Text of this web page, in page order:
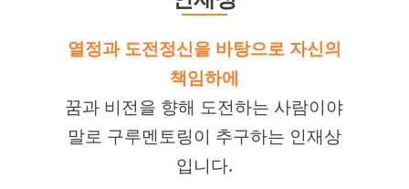
열정과 도전정신을 바탕으로 자신의
책임하에
꿈과 비전을 향해 도전하는 사람이야
말로 구루멘토링이 추구하는 인재상
입니다.